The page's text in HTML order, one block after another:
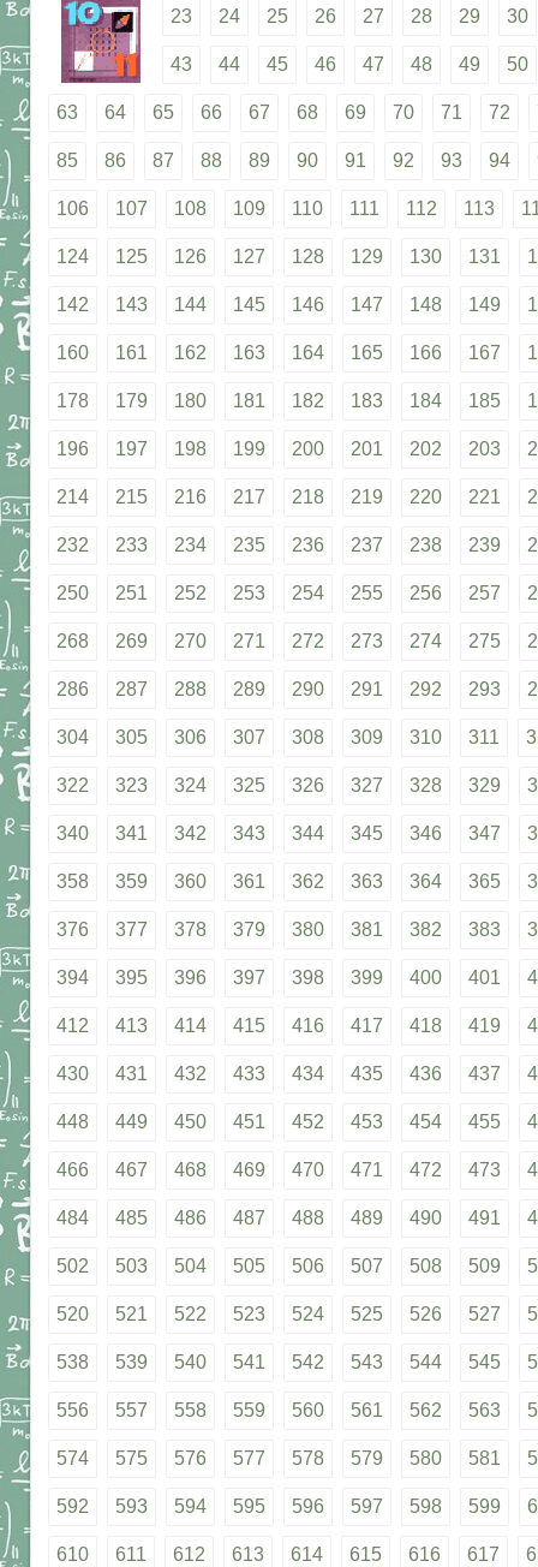
23 24 25 26 27 28 29 30
43 44 45 46 47 48 49 50
63 64 65 66 67 68 69 70 71 72
85 86 87 88 89 90 91 92 93 94
106 107 108 109 110 111 112 113
124 125 126 127 128 129 130 131
142 143 144 145 146 147 148 149
160 161 162 163 164 165 166 167
178 179 180 181 182 183 184 185
196 197 198 199 200 201 202 203
214 215 216 217 218 219 220 221
232 233 234 235 236 237 238 239
250 251 252 253 254 255 256 257
268 269 270 271 272 273 274 275
286 287 288 289 290 291 292 293
304 305 306 307 308 309 310 311
322 323 324 325 326 327 328 329
340 341 342 343 344 345 346 347
358 359 360 361 362 363 364 365
376 377 378 379 380 381 382 383
394 395 396 397 398 399 400 401
412 413 414 415 416 417 418 419
430 431 432 433 434 435 436 437
448 449 450 451 452 453 454 455
466 467 468 469 470 471 472 473
484 485 486 487 488 489 490 491
502 503 504 505 506 507 508 509
520 521 522 523 524 525 526 527
538 539 540 541 542 543 544 545
556 557 558 559 560 561 562 563
574 575 576 577 578 579 580 581
592 593 594 595 596 597 598 599
610 611 612 613 614 615 616 617